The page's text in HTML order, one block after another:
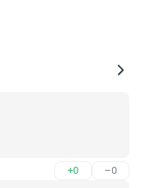
+0 –0